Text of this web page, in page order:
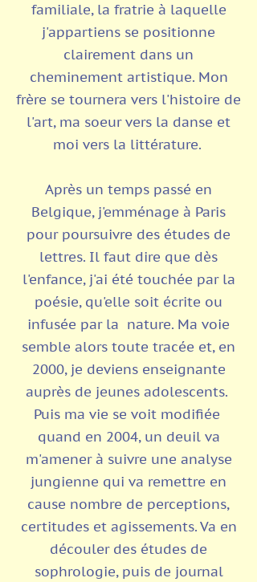
familiale, la fratrie à laquelle
j'appartiens se positionne
clairement dans un
cheminement artistique. Mon
frère se tournera vers l'histoire de
l'art, ma soeur vers la danse et
moi vers la littérature.
Après un temps passé en
Belgique, j'emménage à Paris
pour poursuivre des études de
lettres. Il faut dire que dès
l'enfance, j'ai été touchée par la
poésie, qu'elle soit écrite ou
infusée par la nature. Ma voie
semble alors toute tracée et, en
2000, je deviens enseignante
auprès de jeunes adolescents.
Puis ma vie se voit modifiée
quand en 2004, un deuil va
m'amener à suivre une analyse
jungienne qui va remettre en
cause nombre de perceptions,
certitudes et agissements. Va en
découler des études de
sophrologie, puis de journal